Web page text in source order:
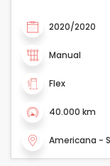
2020/2020
Manual
Flex
40.000 km
Americana -